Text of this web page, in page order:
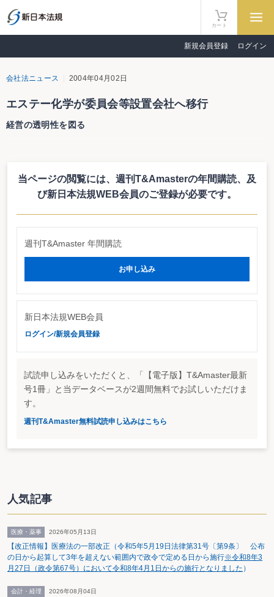
カート
新規会員登録 ログイン
会社法ニュース 2004年04月02日
エステー化学が委員会等設置会社へ移行
経営の透明性を図る
の透明性を図るとしている。
当ページの閲覧には、週刊T&Amasterの年間購読、 及
び新日本法規WEB会員のご登録が必要です。
週刊T&Amaster 年間購読
お申し込み
新日本法規WEB会員
ログイン/新規会員登録
試読申し込みをいただくと、「【電子版】T&Amaster最新
号1冊」と当データベースが2週間無料でお試しいただけま
す。
週刊T&Amaster無料試読申し込みはこちら
人気記事
医療・薬事 2026年05月13日
【改正情報】医療法の一部改正（令和5年5月19日法律第31号〔第9条〕 公布
の日から起算して3年を超えない範囲内で政令で定める日から施行※令和8年3
月27日（政令第67号）において令和8年4月1日からの施行となりました ）
会計・経理 2026年08月04日